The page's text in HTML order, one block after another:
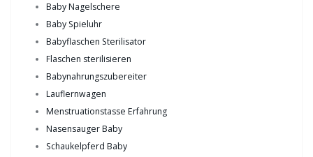
Baby Nagelschere
Baby Spieluhr
Babyflaschen Sterilisator
Flaschen sterilisieren
Babynahrungszubereiter
Lauflernwagen
Menstruationstasse Erfahrung
Nasensauger Baby
Schaukelpferd Baby